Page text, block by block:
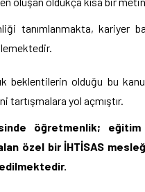
tanımlanmakta, kariyer
beklentilerin olduğu bu
tartışmalara yol açmıştır.
öğretmenlik;
özel bir İHTİSAS